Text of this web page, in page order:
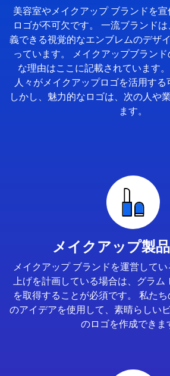
美容室やメイクアップ ブランドを
ロゴが不可欠です。 一流ブランド
義できる視覚的なエンブレムのデザ
っています。 メイクアップブラン
な理由はここに記載されています
人々がメイクアップロゴを活用する
しかし、魅力的なロゴは、次の人や
ます。
メイクアップ製
メイクアップ ブランドを運営して
上げを計画している場合は、グラム
を取得することが必須です。 私た
のアイデアを使用して、素晴らしい
のロゴを作成できま